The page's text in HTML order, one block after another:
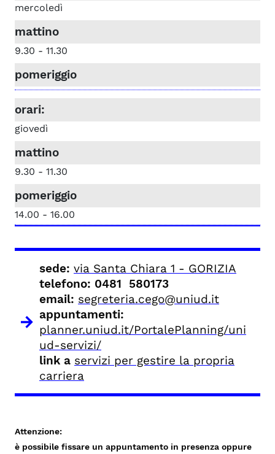
mercoledì
9.30 - 11.30
giovedì
9.30 - 11.30
14.00 - 16.00
sede: via Santa Chiara 1 - GORIZIA
telefono: 0481 580173
email: segreteria.cego@uniud.it
appuntamenti:
planner.uniud.it/PortalePlanning/uni
ud-servizi/
link a servizi per gestire la propria
carriera
Attenzione:
è possibile fissare un appuntamento in presenza oppure